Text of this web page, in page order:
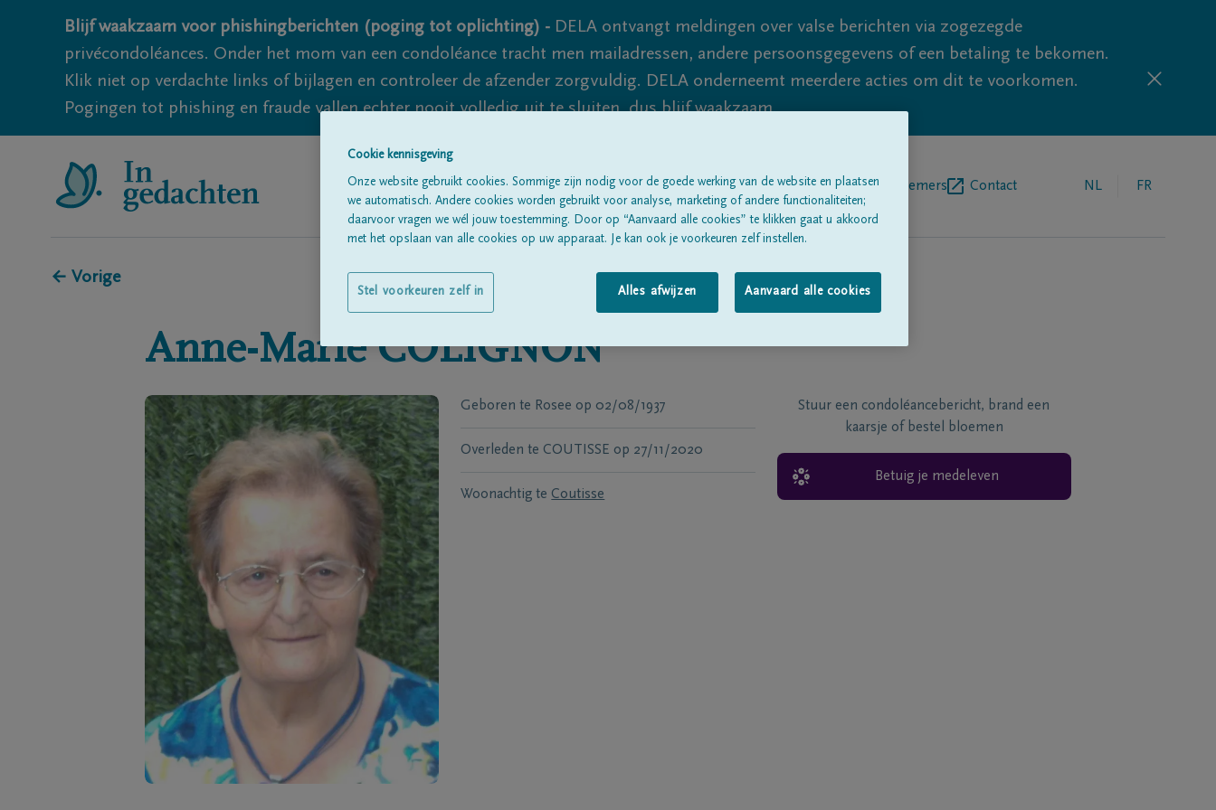
Blijf waakzaam voor phishingberichten (poging tot oplichting) - DELA ontvangt meldingen over valse berichten via zogezegde
privécondoléances. Onder het mom van een condoléance tracht men mailadressen, andere persoonsgegevens of een betaling te bekomen.
Klik niet op verdachte links of bijlagen en controleer de afzender zorgvuldig. DELA onderneemt meerdere acties om dit te voorkomen.
Pogingen tot phishing en fraude vallen echter nooit volledig uit te sluiten, dus blijf waakzaam.
Alle rouwberichtenOver onsBegrafenisondernemers Contact NL FR
← Vorige
Anne-Marie COLIGNON
Geboren te Rosee op 02/08/1937
Overleden te COUTISSE op 27/11/2020
Woonachtig te Coutisse
Stuur een condoléancebericht, brand een
kaarsje of bestel bloemen
Betuig je medeleven
Cookie kennisgeving
Onze website gebruikt cookies. Sommige zijn nodig voor de goede werking van de website en plaatsen
we automatisch. Andere cookies worden gebruikt voor analyse, marketing of andere functionaliteiten;
daarvoor vragen we wél jouw toestemming. Door op “Aanvaard alle cookies” te klikken gaat u akkoord
met het opslaan van alle cookies op uw apparaat. Je kan ook je voorkeuren zelf instellen.
Alles afwijzen Aanvaard alle cookies
Stel voorkeuren zelf in